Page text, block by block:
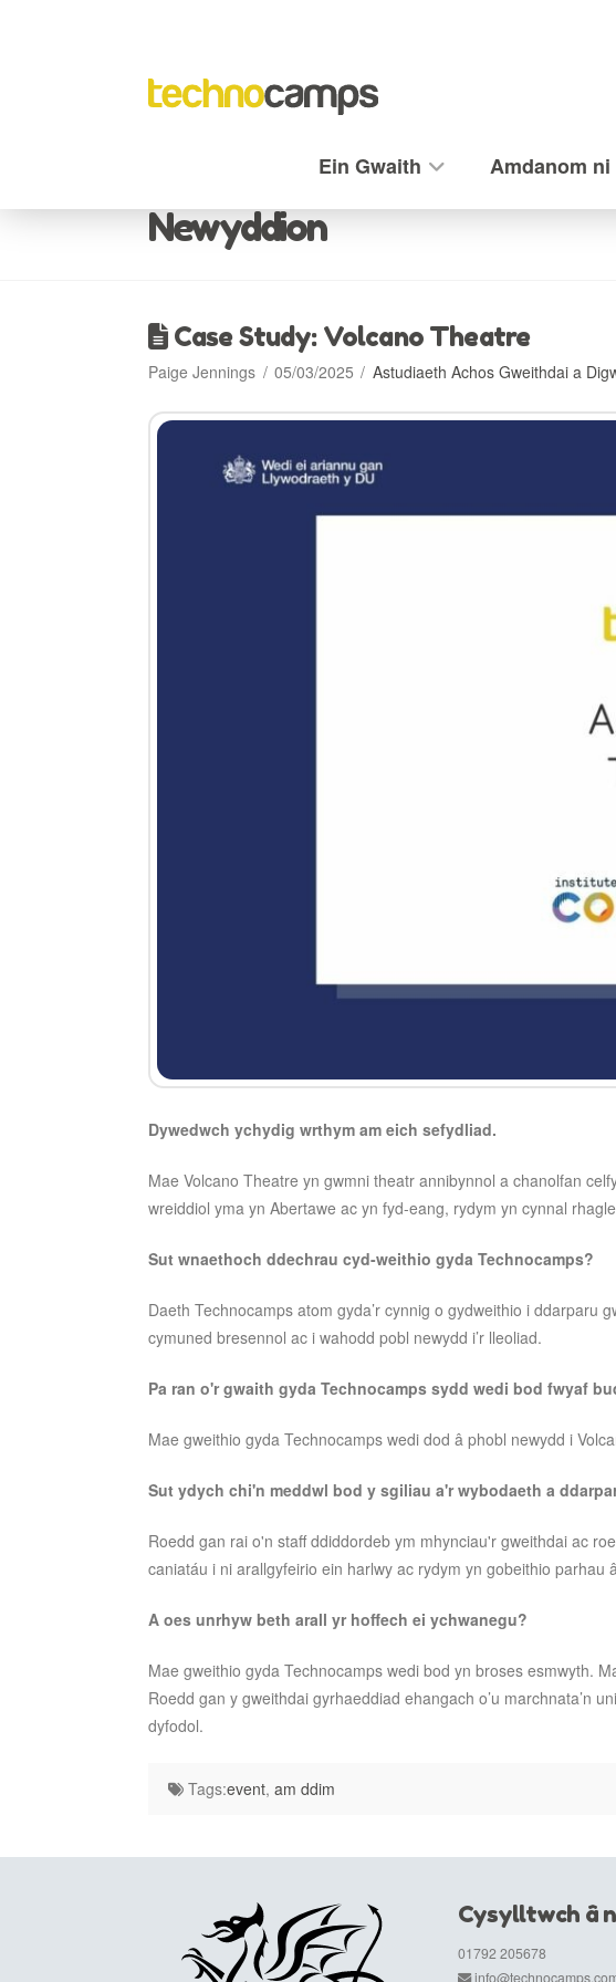
Ein Gwaith Amdanom ni
Newyddion
Case Study: Volcano Theatre
Paige Jennings 05/03/2025 Astudiaeth Achos Gweithdai a
Dywedwch ychydig wrthym am eich sefydliad.
Mae Volcano Theatre yn gwmni theatr annibynnol a chanolfan
wreiddiol yma yn Abertawe ac yn fyd-eang, rydym yn cynnal
Sut wnaethoch ddechrau cyd-weithio gyda Technocamps?
Daeth Technocamps atom gyda’r cynnig o gydweithio i ddarparu
cymuned bresennol ac i wahodd pobl newydd i’r lleoliad.
Pa ran o'r gwaith gyda Technocamps sydd wedi bod fwyaf
Mae gweithio gyda Technocamps wedi dod â phobl newydd i
Sut ydych chi'n meddwl bod y sgiliau a'r wybodaeth a
Roedd gan rai o'n staff ddiddordeb ym mhynciau'r gweithdai ac
caniatáu i ni arallgyfeirio ein harlwy ac rydym yn gobeithio parhau
A oes unrhyw beth arall yr hoffech ei ychwanegu?
Mae gweithio gyda Technocamps wedi bod yn broses esmwyth.
Roedd gan y gweithdai gyrhaeddiad ehangach o’u marchnata’n
dyfodol.
Tags:event,am ddim
Cysylltwch â
01792 205678